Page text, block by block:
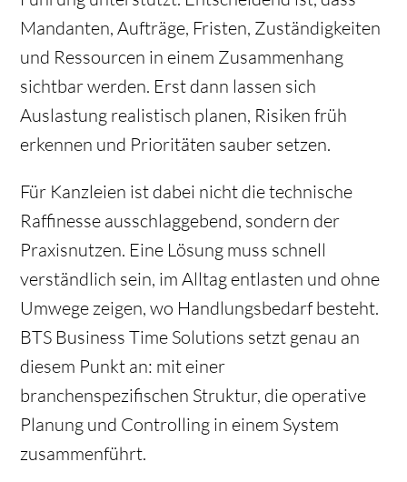
Mandanten, Aufträge, Fristen, Zuständigkeiten
und Ressourcen in einem Zusammenhang
sichtbar werden. Erst dann lassen sich
Auslastung realistisch planen, Risiken früh
erkennen und Prioritäten sauber setzen.
Für Kanzleien ist dabei nicht die technische
Raffinesse ausschlaggebend, sondern der
Praxisnutzen. Eine Lösung muss schnell
verständlich sein, im Alltag entlasten und ohne
Umwege zeigen, wo Handlungsbedarf besteht.
BTS Business Time Solutions setzt genau an
diesem Punkt an: mit einer
branchenspezifischen Struktur, die operative
Planung und Controlling in einem System
zusammenführt.